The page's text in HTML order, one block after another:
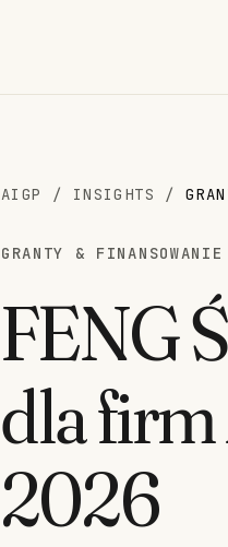
AIGP / INSIGHTS /
GRANTY &
FENG
dla firm
2026